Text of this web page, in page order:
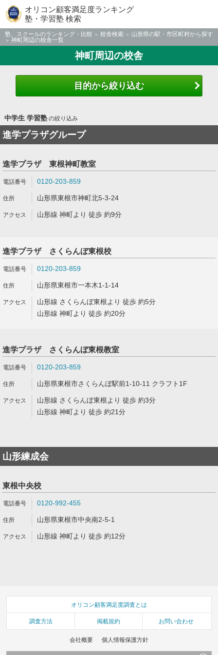
オリコン顧客満足度ランキング
塾・学習塾 検索
塾、スクールのランキング・比較 校舎検索
山形県の駅・市区町村から探す
神町周辺の校舎一覧
神町周辺の校舎
目的から絞り込む
中学生 学習塾の絞り込み
進学プラザグループ
進学プラザ 東根神町教室
0120-203-859
山形県東根市神町北5-3-24
山形線 神町より 徒歩 約9分
進学プラザ さくらんぼ東根校
0120-203-859
山形県東根市一本木1-1-14
山形線 さくらんぼ東根より 徒歩 約5分
山形線 神町より 徒歩 約20分
進学プラザ さくらんぼ東根教室
0120-203-859
山形県東根市さくらんぼ駅前1-10-11 クラフト1F
山形線 さくらんぼ東根より 徒歩 約3分
山形線 神町より 徒歩 約21分
山形練成会
東根中央校
0120-992-455
山形県東根市中央南2-5-1
山形線 神町より 徒歩 約12分
オリコン顧客満足度調査とは
調査方法 掲載規約 お問い合わせ
会社概要 個人情報保護方針